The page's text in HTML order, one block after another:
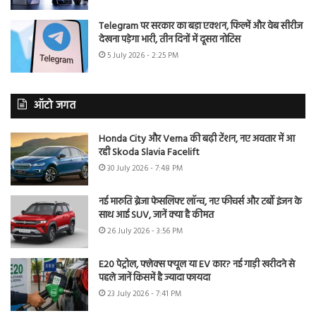
Telegram पर सरकार का बड़ा एक्शन, फिल्में और वेब सीरीज
देखना पड़ेगा भारी, तीन दिनों में दूसरा नोटिस
5 July 2026 - 2:25 PM
ऑटो जगत
Honda City और Verna की बढ़ी टेंशन, नए अवतार में आ
रही Skoda Slavia Facelift
30 July 2026 - 7:48 PM
नई मारुति ब्रेजा फेसलिफ्ट लॉन्च, नए फीचर्स और टर्बो इंजन के
साथ आई SUV, जानें क्या है कीमत
26 July 2026 - 3:56 PM
E20 पेट्रोल, फ्लेक्स फ्यूल या EV कार? नई गाड़ी खरीदने से
पहले जानें किसमें है ज्यादा फायदा
23 July 2026 - 7:41 PM